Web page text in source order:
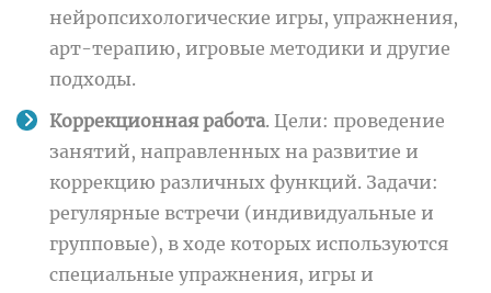
нейропсихологические игры, упражнения,
арт-терапию, игровые методики и другие
подходы.
Коррекционная работа. Цели: проведение
занятий, направленных на развитие и
коррекцию различных функций. Задачи:
регулярные встречи (индивидуальные и
групповые), в ходе которых используются
специальные упражнения, игры и